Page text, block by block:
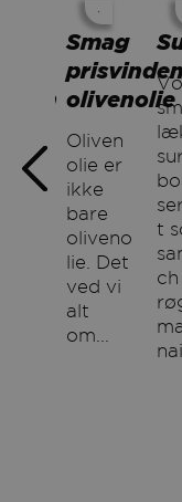
Smag
olivenolie
Oliven
olie er
ikke
bare
oliveno
lie. Det
ved vi
alt
om...
Vores
t
ch